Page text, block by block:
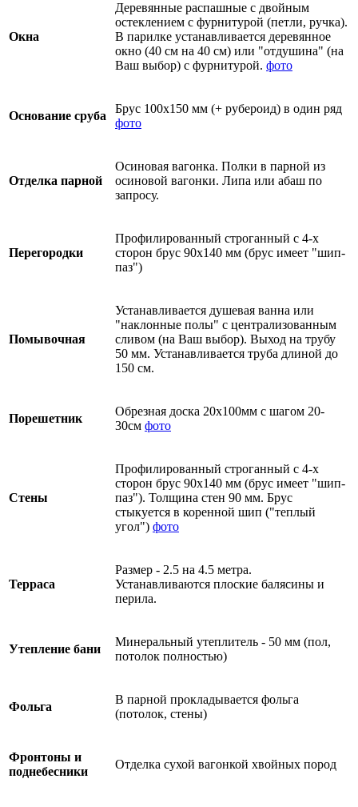
Окна
Деревянные распашные с двойным
остеклением с фурнитурой (петли, ручка).
В парилке устанавливается деревянное
окно (40 см на 40 см) или "отдушина" (на
Ваш выбор) с фурнитурой. фото
Основание сруба
Брус 100х150 мм (+ рубероид) в один ряд
фото
Отделка парной
Осиновая вагонка. Полки в парной из
осиновой вагонки. Липа или абаш по
запросу.
Перегородки
Профилированный строганный с 4-х
сторон брус 90х140 мм (брус имеет "шип-
паз")
Помывочная
Устанавливается душевая ванна или
"наклонные полы" с централизованным
сливом (на Ваш выбор). Выход на трубу
50 мм. Устанавливается труба длиной до
150 см.
Порешетник
Обрезная доска 20х100мм с шагом 20-
30см фото
Стены
Профилированный строганный с 4-х
сторон брус 90х140 мм (брус имеет "шип-
паз"). Толщина стен 90 мм. Брус
стыкуется в коренной шип ("теплый
угол") фото
Терраса
Размер - 2.5 на 4.5 метра.
Устанавливаются плоские балясины и
перила.
Утепление бани
Минеральный утеплитель - 50 мм (пол,
потолок полностью)
Фольга
В парной прокладывается фольга
(потолок, стены)
Фронтоны и
поднебесники
Отделка сухой вагонкой хвойных пород